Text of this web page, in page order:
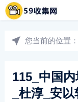
您当前的位置：
115_中国
_杜淳_安